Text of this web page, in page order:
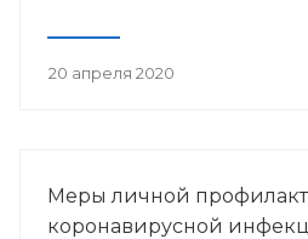
20 апреля 2020
Меры личной
коронавирусной